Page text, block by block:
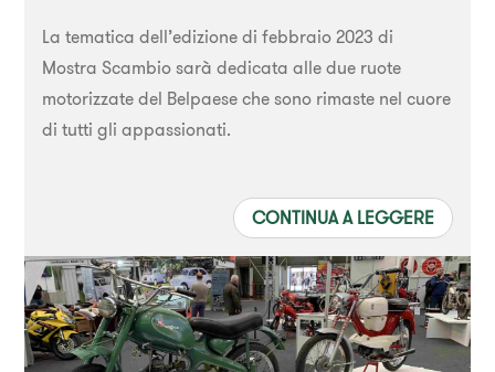
La tematica dell’edizione di febbraio 2023 di
Mostra Scambio sarà dedicata alle due ruote
motorizzate del Belpaese che sono rimaste nel cuore
di tutti gli appassionati.
CONTINUA A LEGGERE